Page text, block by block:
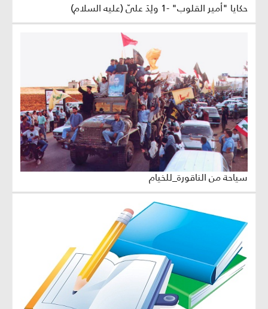
حكايا "أمير القلوب" -1 ولِدَ عليّ (عليه السلام)
سياحة من الناقورة_للخيام